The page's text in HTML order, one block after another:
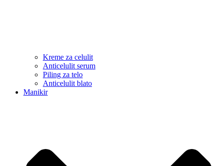
Kreme za celulit
Anticelulit serum
Piling za telo
Anticelulit blato
Manikir